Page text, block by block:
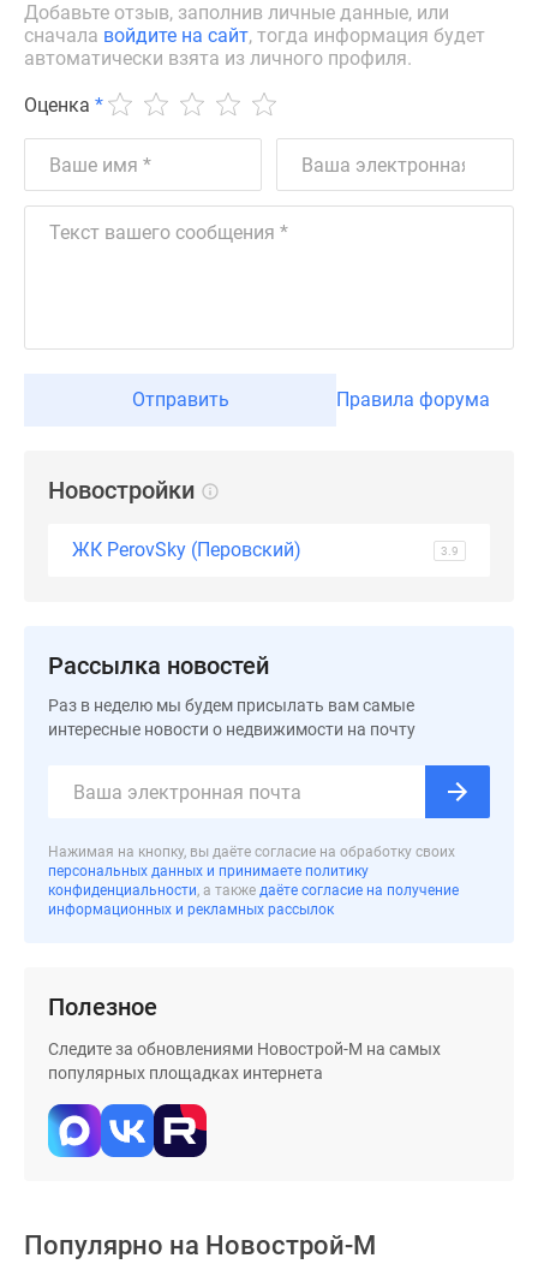
41%
360°
новостроек
Субсидированная
застройщиком
Rutube
Новостройки
Рассрочка
ипотека
коттеджи
поселки
Новой
коттеджные
Строящиеся
коттеджные
поселки
Коттеджные
лесу
Добавьте отзыв, заполнив личные данные, или
сначала войдите на сайт, тогда информация будет
автоматически взята из личного профиля.
Оценка *
Отправить Правила форума
Новостройки
ЖК PerovSky (Перовский) 3.9
Рассылка новостей
Раз в неделю мы будем присылать вам самые
интересные новости о недвижимости на почту
Нажимая на кнопку, вы даёте согласие на обработку своих
персональных данных и принимаете политику
конфиденциальности, а также даёте согласие на получение
информационных и рекламных рассылок
Полезное
Следите за обновлениями Новострой-М на самых
популярных площадках интернета
Популярно на Новострой-М